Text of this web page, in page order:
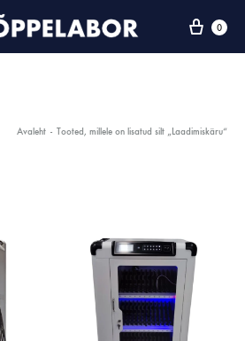
0
Avaleht - Tooted, millele on lisatud silt „Laadimiskäru“